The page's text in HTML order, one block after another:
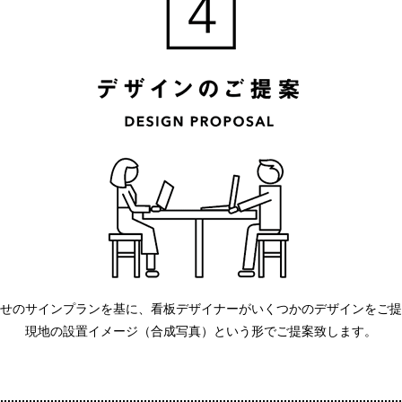
のサインプランを基に、看板デザイナーがいくつかのデザインをご
現地の設置イメージ（合成写真）という形でご提案致します。